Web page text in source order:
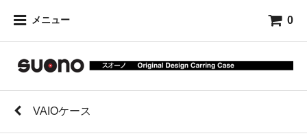
メニュー 0
VAIOケース